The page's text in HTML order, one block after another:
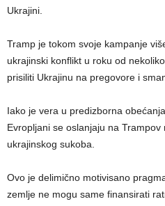
Ukrajini.
Tramp je tokom svoje kampanje
ukrajinski konflikt u roku od
prisiliti Ukrajinu na pregovore i
Iako je vera u predizborna
Evropljani se oslanjaju na
ukrajinskog sukoba.
Ovo je delimično motivisano
zemlje ne mogu same finansirati